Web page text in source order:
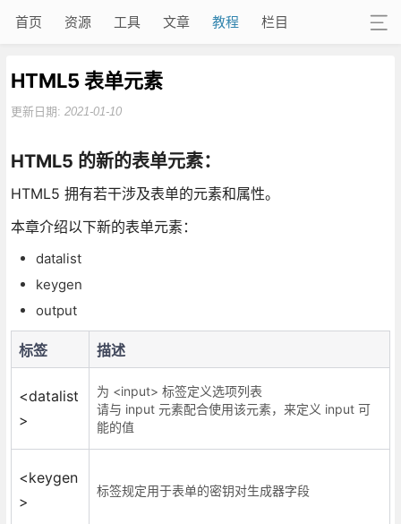
首页 资源 工具 文章 教程 栏目
HTML5 表单元素
更新日期: 2021-01-10
HTML5 的新的表单元素：
HTML5 拥有若干涉及表单的元素和属性。
本章介绍以下新的表单元素：
datalist
keygen
output
标签 描述
<datalist
>
为 <input> 标签定义选项列表
请与 input 元素配合使用该元素，来定义 input 可
能的值
<keygen
>
标签规定用于表单的密钥对生成器字段